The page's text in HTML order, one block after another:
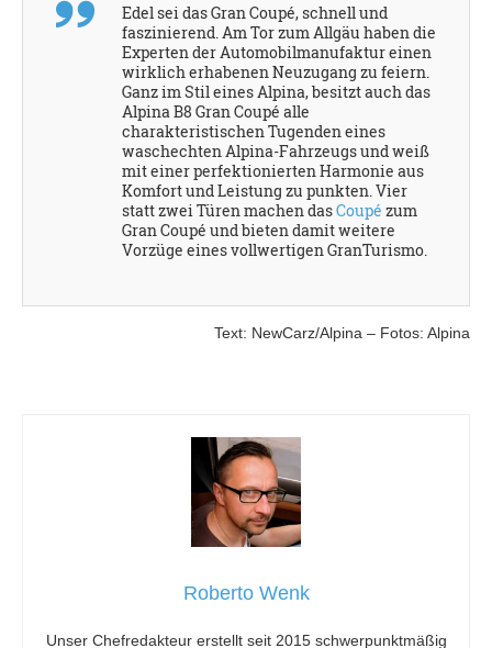
Edel sei das Gran Coupé, schnell und
faszinierend. Am Tor zum Allgäu haben die
Experten der Automobilmanufaktur einen
wirklich erhabenen Neuzugang zu feiern.
Ganz im Stil eines Alpina, besitzt auch das
Alpina B8 Gran Coupé alle
charakteristischen Tugenden eines
waschechten Alpina-Fahrzeugs und weiß
mit einer perfektionierten Harmonie aus
Komfort und Leistung zu punkten. Vier
statt zwei Türen machen dasCoupé zum
Gran Coupé und bieten damit weitere
Vorzüge eines vollwertigen GranTurismo.
Text: NewCarz/Alpina – Fotos: Alpina
Roberto Wenk
Unser Chefredakteur erstellt seit 2015 schwerpunktmäßig